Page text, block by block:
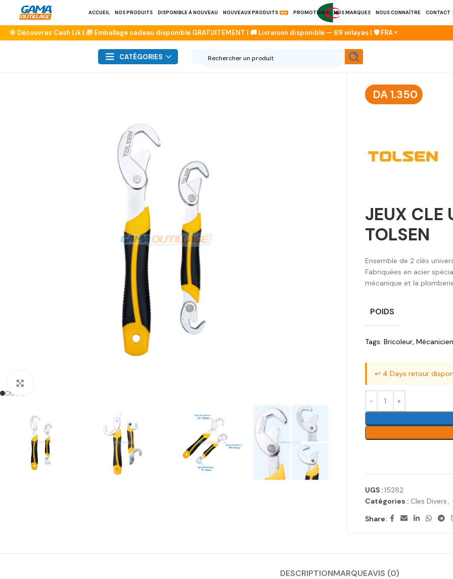
ACCUEIL NOS PRODUITS DISPONIBLE À NOUVEAU NOUVEAUX PRODUITS PROMOTIONS NOS MARQUES NOUS CONNAÎTRE CONTACT
CATÉGORIES
DA1.350
JEUX CLE
TOLSEN
Ensemble de 2 clés
Fabriquées en acier
mécanique et la
POIDS
Tags: Bricoleur, Mécanicien
↩️ 4 Days retour
UGS :15282
Catégories : Cles Divers,
Share:
DESCRIPTIONMARQUEAVIS (0)